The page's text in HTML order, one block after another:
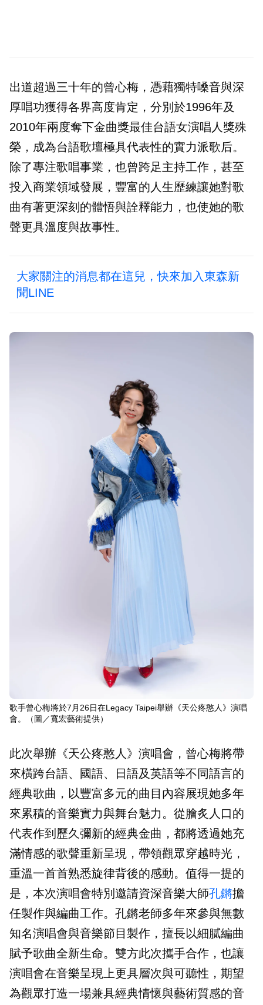
出道超過三十年的曾心梅，憑藉獨特嗓音與深
厚唱功獲得各界高度肯定，分別於1996年及
2010年兩度奪下金曲獎最佳台語女演唱人獎殊
榮，成為台語歌壇極具代表性的實力派歌后。
除了專注歌唱事業，也曾跨足主持工作，甚至
投入商業領域發展，豐富的人生歷練讓她對歌
曲有著更深刻的體悟與詮釋能力，也使她的歌
聲更具溫度與故事性。
大家關注的消息都在這兒，快來加入東森新
聞LINE
歌手曾心梅將於7月26日在Legacy Taipei舉辦《天公疼憨人》演唱
會。（圖／寬宏藝術提供）
此次舉辦《天公疼憨人》演唱會，曾心梅將帶
來橫跨台語、國語、日語及英語等不同語言的
經典歌曲，以豐富多元的曲目內容展現她多年
來累積的音樂實力與舞台魅力。從膾炙人口的
代表作到歷久彌新的經典金曲，都將透過她充
滿情感的歌聲重新呈現，帶領觀眾穿越時光，
重溫一首首熟悉旋律背後的感動。值得一提的
是，本次演唱會特別邀請資深音樂大師孔鏘擔
任製作與編曲工作。孔鏘老師多年來參與無數
知名演唱會與音樂節目製作，擅長以細膩編曲
賦予歌曲全新生命。雙方此次攜手合作，也讓
演唱會在音樂呈現上更具層次與可聽性，期望
為觀眾打造一場兼具經典情懷與藝術質感的音